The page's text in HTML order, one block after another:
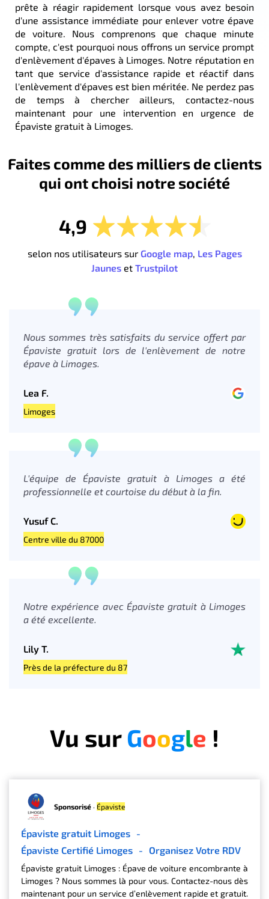
prête à réagir rapidement lorsque vous avez besoin
d'une assistance immédiate pour enlever votre épave
de voiture. Nous comprenons que chaque minute
compte, c'est pourquoi nous offrons un service prompt
d'enlèvement d'épaves à Limoges. Notre réputation en
tant que service d'assistance rapide et réactif dans
l'enlèvement d'épaves est bien méritée. Ne perdez pas
de temps à chercher ailleurs, contactez-nous
maintenant pour une intervention en urgence de
Épaviste gratuit à Limoges.
Faites comme des milliers de clients
qui ont choisi notre société
4,9
selon nos utilisateurs sur Google map, Les Pages
Jaunes et Trustpilot
Nous sommes très satisfaits du service offert par
Épaviste gratuit lors de l'enlèvement de notre
épave à Limoges.
Lea F.
Limoges
L'équipe de Épaviste gratuit à Limoges a été
professionnelle et courtoise du début à la fin.
Yusuf C.
Centre ville du 87000
Notre expérience avec Épaviste gratuit à Limoges
a été excellente.
Lily T.
Près de la préfecture du 87
Vu surGoogle !
Sponsorisé · Épaviste
Épaviste gratuit Limoges -
Épaviste Certifié Limoges - Organisez Votre RDV
Épaviste gratuit Limoges : Épave de voiture encombrante à
Limoges ? Nous sommes là pour vous. Contactez-nous dès
maintenant pour un service d’enlèvement rapide et gratuit.